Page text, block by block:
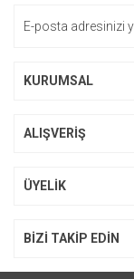
Bu ürüne
KURUMSAL
ALIŞVERİŞ
ÜYELİK
BİZİ TAKİP EDİN